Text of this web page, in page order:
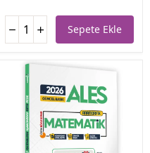
Sepete Ekle